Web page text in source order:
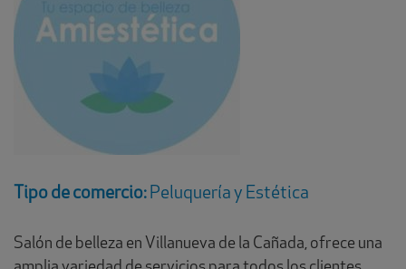
Tipo de comercio: Peluquería y Estética
Salón de belleza en Villanueva de la Cañada, ofrece una